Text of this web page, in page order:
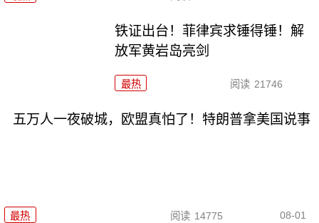
铁证出台！菲律宾求锤得锤！解
放军黄岩岛亮剑
最热 阅读 21746
五万人一夜破城，欧盟真怕了！特朗普拿美国说事
最热 阅读 14775 08-01